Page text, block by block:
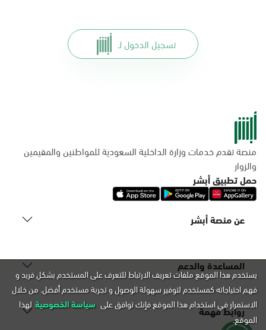
تسجيل الدخول لـ
منصة تقدم خدمات وزارة الداخلية السعودية للمواطنين والمقيمين
والزوار
حمل تطبيق أبشر
عن منصة أبشر
المساعدة والدعم
روابط مهمة
يستخدم هذا الموقع ملفات تعريف الارتباط للتعرف على المستخدم بشكل فريد و
فهم احتياجاته كمستخدم لتوفير سهولة الوصول و تجربة مستخدم أفضل. من خلال
الاستمرار في استخدام هذا الموقع فإنك توافق على سياسة الخصوصية لهذا
الموقع.